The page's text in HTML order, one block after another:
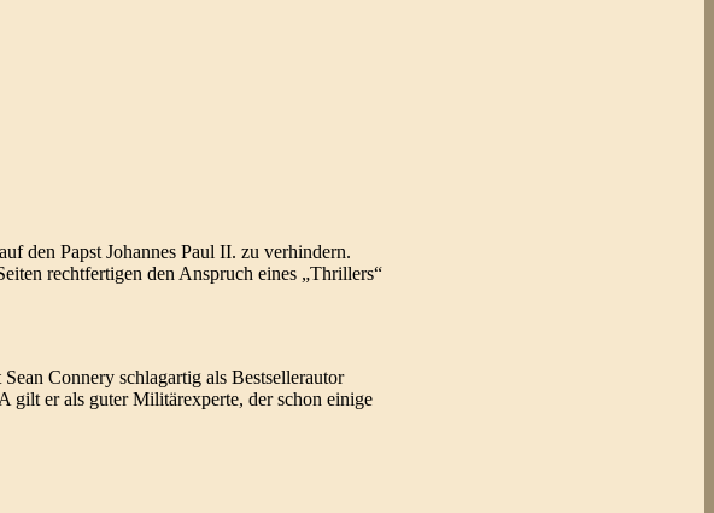
den Papst Johannes Paul II. zu verhindern.
rechtfertigen den Anspruch eines „Thrillers“
Connery schlagartig als Bestsellerautor
gilt er als guter Militärexperte, der schon einige